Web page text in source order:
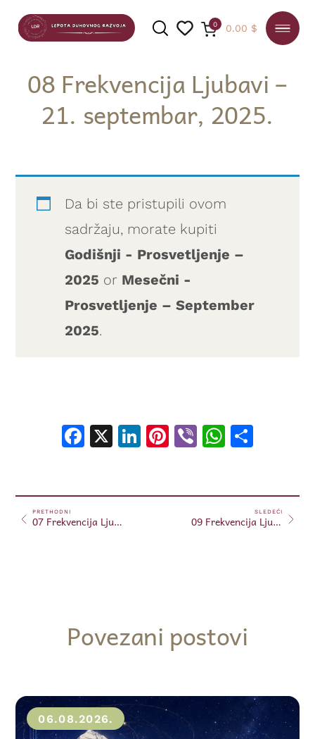
PRETRAGA
0 0.00 $
08 Frekvencija Ljubavi –
21. septembar, 2025.
Da bi ste pristupili ovom
sadržaju, morate kupiti
Godišnji - Prosvetljenje –
2025 or Mesečni -
Prosvetljenje – September
2025.
Facebook
X LinkedIn
Pinterest
Viber
PRETHODNI
07 Frekvencija Ljubavi – 18. septembar, 2025.
SLEDEĆI
09 Frekvencija Ljubavi – 24. septembar, 2025.
Povezani postovi
06.08.2026.